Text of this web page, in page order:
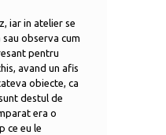
iar in atelier se
observa cum
pentru
avand un afis
obiecte, ca
destul de
era o
ce eu le